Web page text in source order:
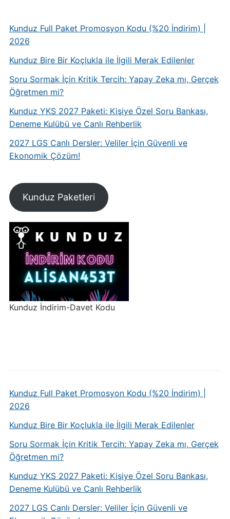
Kunduz Full Paket Promosyon Kodu (%20 İndirim) |
2026
Kunduz Bire Bir Koçlukla ile İlgili Merak Edilenler
Soru Sormak İçin Kritik Tercih: Yapay Zeka mı, Gerçek
Öğretmen mi?
Kunduz YKS 2027 Paketi: Kişiye Özel Soru Bankası,
Deneme Kulübü ve Canlı Rehberlik
2027 LGS Canlı Dersler: Veliler İçin Güvenli ve
Ekonomik Çözüm!
Kunduz Paketleri
Kunduz İndirim-Davet Kodu
Kunduz Full Paket Promosyon Kodu (%20 İndirim) |
2026
Kunduz Bire Bir Koçlukla ile İlgili Merak Edilenler
Soru Sormak İçin Kritik Tercih: Yapay Zeka mı, Gerçek
Öğretmen mi?
Kunduz YKS 2027 Paketi: Kişiye Özel Soru Bankası,
Deneme Kulübü ve Canlı Rehberlik
2027 LGS Canlı Dersler: Veliler İçin Güvenli ve